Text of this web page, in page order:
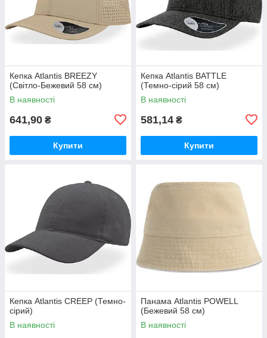
Кепка Atlantis BREEZY
(Світло-Бежевий 58 см)
В наявності
641,90 ₴
Купити
Кепка Atlantis BATTLE
(Темно-сірий 58 см)
В наявності
581,14 ₴
Купити
Кепка Atlantis CREEP (Темно-
сірий)
В наявності
Панама Atlantis POWELL
(Бежевий 58 см)
В наявності